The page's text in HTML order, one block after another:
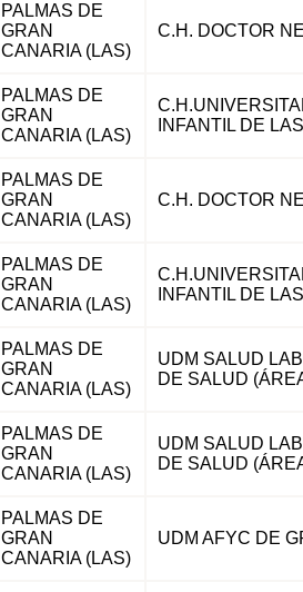
PALMAS DE
GRAN
CANARIA (LAS)
C.H. DOCTOR
PALMAS DE
GRAN
CANARIA (LAS)
INFANTIL DE
PALMAS DE
GRAN
CANARIA (LAS)
C.H. DOCTOR
PALMAS DE
GRAN
CANARIA (LAS)
INFANTIL DE
PALMAS DE
GRAN
CANARIA (LAS)
UDM SALUD
DE SALUD
PALMAS DE
GRAN
CANARIA (LAS)
UDM SALUD
DE SALUD
PALMAS DE
GRAN
CANARIA (LAS)
UDM AFYC DE